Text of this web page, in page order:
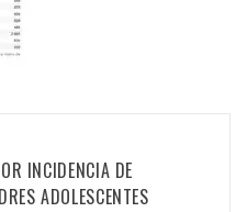
INCIDENCIA DE
ADOLESCENTES